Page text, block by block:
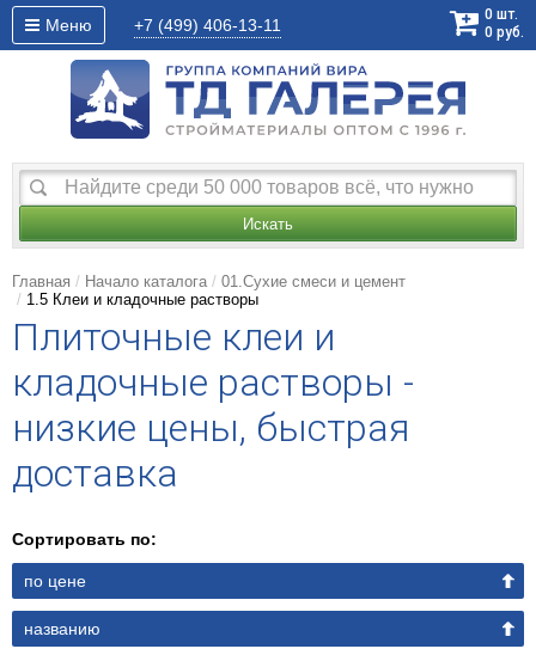
Меню +7 (499) 406-13-11
0 шт.
0 руб.
Искать
Главная Начало каталога
01.Сухие смеси и цемент
1.5 Клеи и кладочные растворы
Плиточные клеи и
кладочные растворы -
низкие цены, быстрая
доставка
Сортировать по:
по цене
названию